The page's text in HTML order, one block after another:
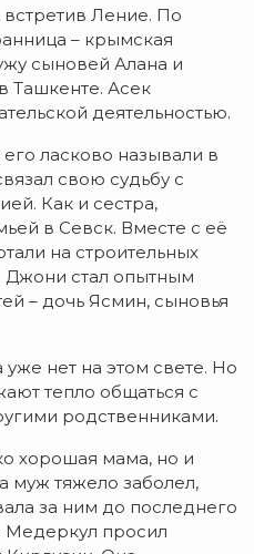
встретив Ление. По
– крымская
сыновей Алана и
Ташкенте. Асек
деятельностью.
ласково называли в
свою судьбу с
Как и сестра,
в Севск. Вместе с её
на строительных
Джони стал опытным
– дочь Ясмин, сыновья
нет на этом свете. Но
тепло общаться с
родственниками.
хорошая мама, но и
муж тяжело заболел,
за ним до последнего
Медеркул просил